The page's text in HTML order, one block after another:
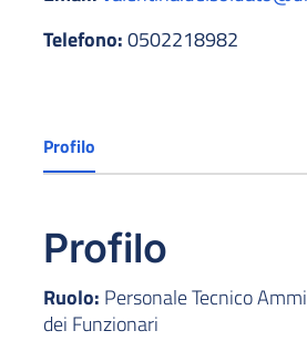
Telefono:0502218982
Profilo
Profilo
Ruolo: Personale Tecnico
dei Funzionari